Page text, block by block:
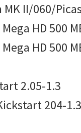
II/060/
HD 500
HD 500
2.05-1.3
204-